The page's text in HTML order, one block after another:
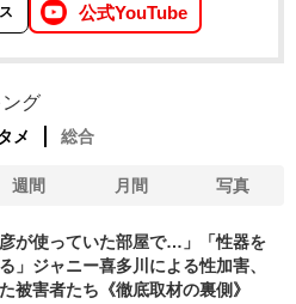
公式YouTube
ング
メ 総合
週間 月間 写真
彦が使っていた部屋で…」「性器を
」ジャニー喜多川による性加害、
被害者たち《徹底取材の裏側》